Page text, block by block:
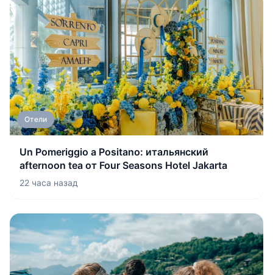
Отели
Un Pomeriggio a Positano: итальянский
afternoon tea от Four Seasons Hotel Jakarta
22 часа назад